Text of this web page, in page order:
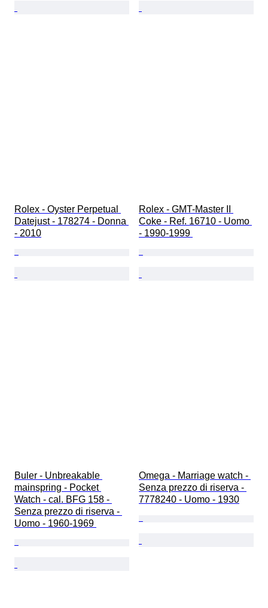
Rolex - Oyster Perpetual
Datejust - 178274 - Donna
- 2010
Rolex - GMT-Master II
Coke - Ref. 16710 - Uomo
- 1990-1999
Buler - Unbreakable
mainspring - Pocket
Watch - cal. BFG 158 -
Senza prezzo di riserva -
Uomo - 1960-1969
Omega - Marriage watch -
Senza prezzo di riserva -
7778240 - Uomo - 1930